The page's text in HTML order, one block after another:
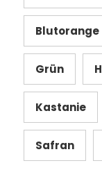
Blutorange
Grün
Kastanie
Safran